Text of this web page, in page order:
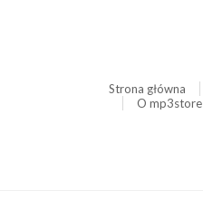
Strona główna
O mp3store